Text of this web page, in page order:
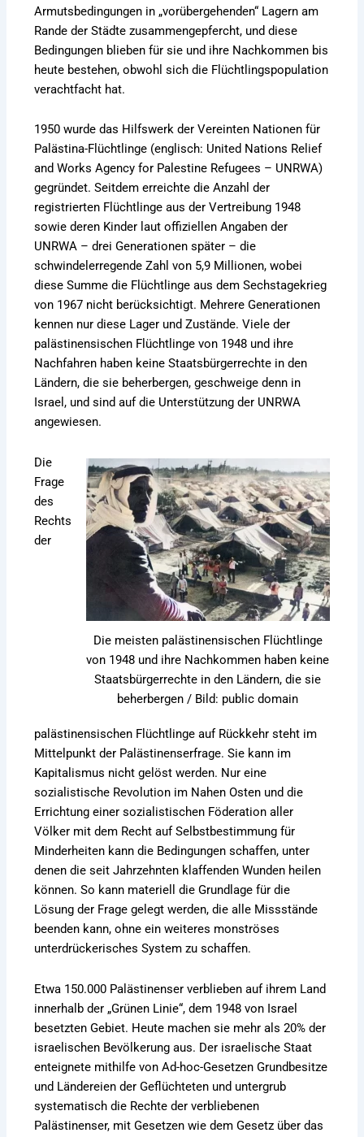
Armutsbedingungen in „vorübergehenden“ Lagern am
Rande der Städte zusammengepfercht, und diese
Bedingungen blieben für sie und ihre Nachkommen bis
heute bestehen, obwohl sich die Flüchtlingspopulation
verachtfacht hat.
1950 wurde das Hilfswerk der Vereinten Nationen für
Palästina-Flüchtlinge (englisch: United Nations Relief
and Works Agency for Palestine Refugees – UNRWA)
gegründet. Seitdem erreichte die Anzahl der
registrierten Flüchtlinge aus der Vertreibung 1948
sowie deren Kinder laut offiziellen Angaben der
UNRWA – drei Generationen später – die
schwindelerregende Zahl von 5,9 Millionen, wobei
diese Summe die Flüchtlinge aus dem Sechstagekrieg
von 1967 nicht berücksichtigt. Mehrere Generationen
kennen nur diese Lager und Zustände. Viele der
palästinensischen Flüchtlinge von 1948 und ihre
Nachfahren haben keine Staatsbürgerrechte in den
Ländern, die sie beherbergen, geschweige denn in
Israel, und sind auf die Unterstützung der UNRWA
angewiesen.
Die meisten palästinensischen Flüchtlinge
von 1948 und ihre Nachkommen haben keine
Staatsbürgerrechte in den Ländern, die sie
beherbergen / Bild: public domain
Die
Frage
des
Rechts
der
palästinensischen Flüchtlinge auf Rückkehr steht im
Mittelpunkt der Palästinenserfrage. Sie kann im
Kapitalismus nicht gelöst werden. Nur eine
sozialistische Revolution im Nahen Osten und die
Errichtung einer sozialistischen Föderation aller
Völker mit dem Recht auf Selbstbestimmung für
Minderheiten kann die Bedingungen schaffen, unter
denen die seit Jahrzehnten klaffenden Wunden heilen
können. So kann materiell die Grundlage für die
Lösung der Frage gelegt werden, die alle Missstände
beenden kann, ohne ein weiteres monströses
unterdrückerisches System zu schaffen.
Etwa 150.000 Palästinenser verblieben auf ihrem Land
innerhalb der „Grünen Linie“, dem 1948 von Israel
besetzten Gebiet. Heute machen sie mehr als 20% der
israelischen Bevölkerung aus. Der israelische Staat
enteignete mithilfe von Ad-hoc-Gesetzen Grundbesitze
und Ländereien der Geflüchteten und untergrub
systematisch die Rechte der verbliebenen
Palästinenser, mit Gesetzen wie dem Gesetz über das